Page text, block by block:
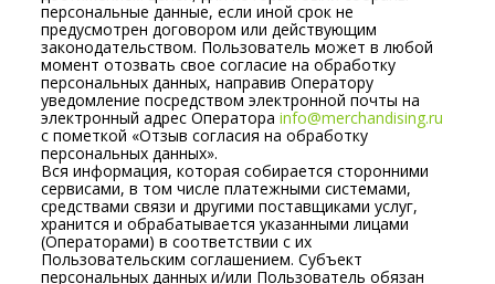
персональные данные, если иной срок не
предусмотрен договором или действующим
законодательством. Пользователь может в любой
момент отозвать свое согласие на обработку
персональных данных, направив Оператору
уведомление посредством электронной почты на
электронный адрес Оператораinfo@merchandising.ru
с пометкой «Отзыв согласия на обработку
персональных данных».
Вся информация, которая собирается сторонними
сервисами, в том числе платежными системами,
средствами связи и другими поставщиками услуг,
хранится и обрабатывается указанными лицами
(Операторами) в соответствии с их
Пользовательским соглашением. Субъект
персональных данных и/или Пользователь обязан